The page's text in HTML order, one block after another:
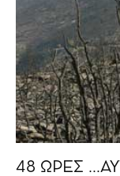
48 ΩΡΕΣ